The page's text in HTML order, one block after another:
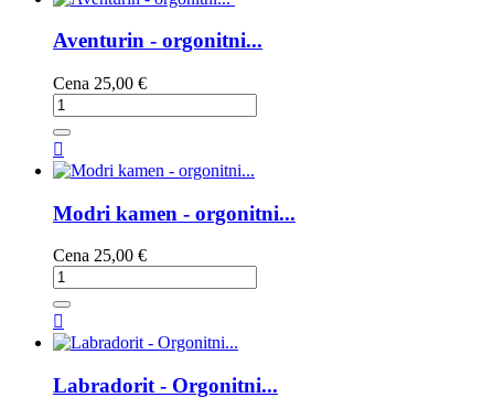
Aventurin - orgonitni...
Cena 25,00 €

Modri kamen - orgonitni...
Cena 25,00 €

Labradorit - Orgonitni...